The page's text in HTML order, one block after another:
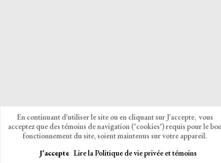
En continuant d'utiliser le site ou en cliquant sur J'accepte, vous
acceptez que des témoins de navigation ("cookies") requis pour le
fonctionnement du site, soient maintenus sur votre appareil.
J'accepte Lire la Politique de vie privée et témoins